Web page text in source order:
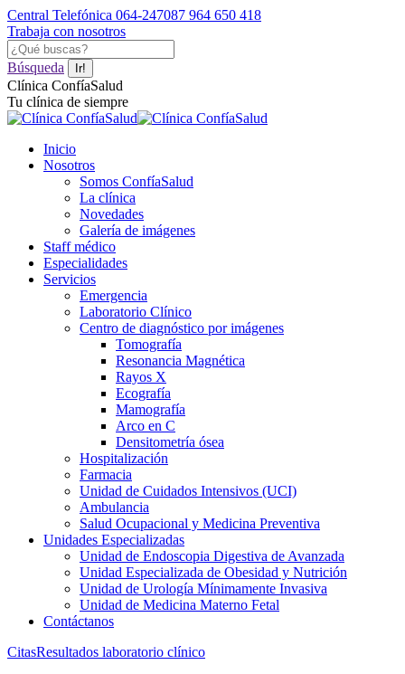
Saltar
al
contenido
Central Telefónica 064-247087 964 650 418
Trabaja con nosotros
Facebook
page
opens
in
new
window
YouTube
page
opens
in
new
window
Instagram
page
opens
in
new
window
Buscar:
Búsqueda
Clínica ConfíaSalud
Tu clínica de siempre
Inicio
Nosotros
Somos ConfíaSalud
La clínica
Novedades
Galería de imágenes
Staff médico
Especialidades
Servicios
Emergencia
Laboratorio Clínico
Centro de diagnóstico por imágenes
Tomografía
Resonancia Magnética
Rayos X
Ecografía
Mamografía
Arco en C
Densitometría ósea
Hospitalización
Farmacia
Unidad de Cuidados Intensivos (UCI)
Ambulancia
Salud Ocupacional y Medicina Preventiva
Unidades Especializadas
Unidad de Endoscopia Digestiva de Avanzada
Unidad Especializada de Obesidad y Nutrición
Unidad de Urología Mínimamente Invasiva
Unidad de Medicina Materno Fetal
Contáctanos
CitasResultados laboratorio clínico